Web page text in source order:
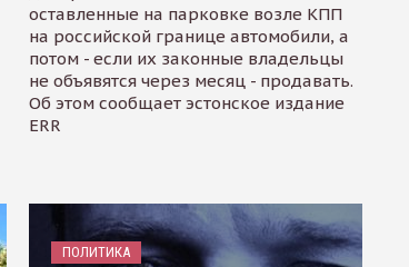
оставленные на парковке возле КПП
на российской границе автомобили, а
потом - если их законные владельцы
не объявятся через месяц - продавать.
Об этом сообщает эстонское издание
ERR
ПОЛИТИКА